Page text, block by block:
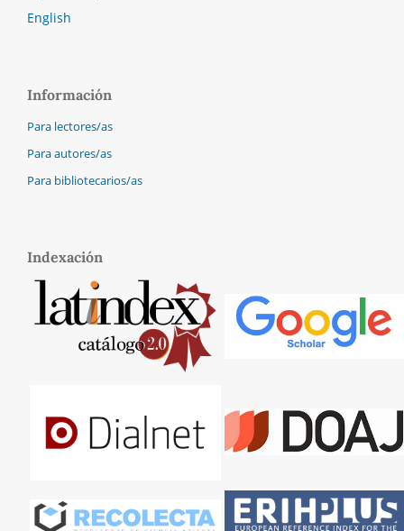
English
Información
Para lectores/as
Para autores/as
Para bibliotecarios/as
Indexación